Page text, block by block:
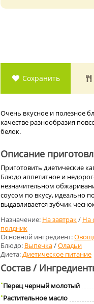
Сохранить
Очень вкусное и полезное
качестве разнообразия
белок.
Описание
Приготовить диетические
Блюдо аппетитное и
незначительном
соусом по вкусу, идеально
выдавливается зубчик
Назначение: На завтрак/ На
полдник
Основной ингредиент:
Блюдо: Выпечка/Оладьи
Диета:Диетическое питание
Состав /
Перец черный молотый
Растительное масло